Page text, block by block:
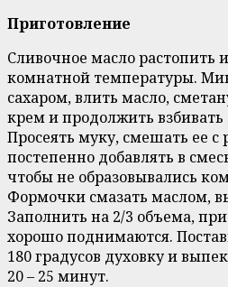
Приготовление
Сливочное масло растопить
комнатной температуры.
сахаром, влить масло,
крем и продолжить
Просеять муку, смешать ее
постепенно добавлять в
чтобы не образовывались
Формочки смазать маслом,
Заполнить на 2/3 объема,
хорошо поднимаются.
180 градусов духовку и
20 – 25 минут.